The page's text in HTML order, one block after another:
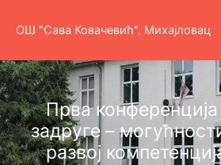
ОШ "Сава Ковачевић", Михајловац
Прва конференција
задруге –
развој